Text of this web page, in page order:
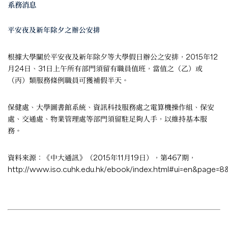
系務消息
平安夜及新年除夕之辦公安排
根據大學關於平安夜及新年除夕等大學假日辦公之安排，2015年12
月24日、31日上午所有部門須留有職員值班，當值之（乙）或
（丙）類服務條例職員可獲補假半天。
保健處、大學圖書館系統、資訊科技服務處之電算機操作組、保安
處、交通處、物業管理處等部門須留駐足夠人手，以維持基本服
務。
資料來源：《中大通訊》（2015年11月19日），第467期，
http://www.iso.cuhk.edu.hk/ebook/